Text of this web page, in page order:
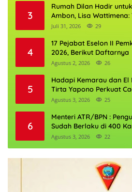
3
Rumah Dilan Hadir
Ambon, Lisa
Boleh Kehilangan Masa
Juli 31, 2026 29
4
17 Pejabat Eselon II
2026, Berikut Daftarnya
Agustus 2, 2026 26
5
Hadapi Kemarau dan El
Tirta Yapono Perkuat
Agustus 3, 2026 25
6
Menteri ATR/BPN :
Sudah Berlaku di 400
Agustus 3, 2026 22